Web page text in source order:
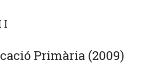
I
Primària (2009)